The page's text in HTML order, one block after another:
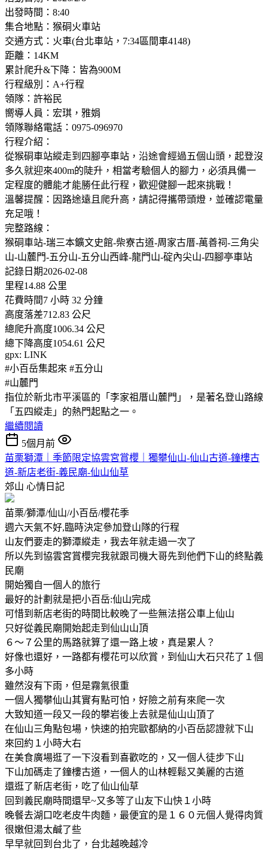
出發時間：8:40
集合地點：猴硐火車站
交通方式：火車(台北車站，7:34區間車4148)
距離：14KM
累計爬升&下降：皆為900M
行程級別：A+行程
領隊：許裕民
嚮導人員：宏琪，雅娟
領隊聯絡電話：0975-096970
行程介紹：
從猴硐車站縱走到四腳亭車站，沿途會經過五個山頭，起登沒
多久就迎來400m的陡升，相當考驗個人的腳力，必須具備一
定程度的體能才能勝任此行程，歡迎健腳一起來挑戰！
溫馨提醒：因路途遠且爬升高，請記得攜帶頭燈，並確認電量
充足哦！
完整路線：
猴硐車站-瑞三本鑛文史館-柴寮古道-周家古厝-萬善祠-三角尖
山-山麓門-五分山-五分山西峰-龍門山-碇內尖山-四腳亭車站
記錄日期2026-02-08
里程14.88 公里
花費時間7 小時 32 分鐘
高度落差712.83 公尺
總爬升高度1006.34 公尺
總下降高度1054.61 公尺
gpx: LINK
#小百岳集起來 #五分山
#山麓門
指位於新北市平溪區的「李家祖厝山麓門」，是著名登山路線
「五四縱走」的熱門起點之一。
繼續閱讀
5個月前
苗栗獅潭｜季節限定協雲宮賞櫻｜獨攀仙山-仙山古道-鐘樓古
道-新店老街-義民廟-仙山仙草
郊山 心情日記
苗栗/獅潭/仙山/小百岳/櫻花季
週六天氣不好,臨時決定參加登山隊的行程
山友們要走的獅潭縱走，我去年就走過一次了
所以先到協雲宮賞櫻完我就跟司機大哥先到他們下山的終點義
民廟
開始獨自一個人的旅行
最好的計劃就是把小百岳:仙山完成
可惜到新店老街的時間比較晚了一些無法搭公車上仙山
只好從義民廟開始起走到仙山山頂
６～７公里的馬路就算了還一路上坡，真是累人？
好像也還好，一路都有櫻花可以欣賞，到仙山大石只花了１個
多小時
雖然沒有下雨，但是霧氣很重
一個人獨攀仙山其實有點可怕，好險之前有來爬一次
大致知道一段又一段的攀岩後上去就是仙山山頂了
在仙山三角點包場，快速的拍完歐都納的小百岳認證就下山
來回約１小時大右
在美食廣場逛了一下沒看到喜歡吃的，又一個人徒步下山
下山加碼走了鐘樓古道，一個人的山林輕鬆又美麗的古道
還逛了新店老街，吃了仙山仙草
回到義民廟時間還早~又多等了山友下山快１小時
晚餐去湖口吃老皮牛肉麵，最便宜的是１６０元個人覺得肉質
很嫩但湯太鹹了些
早早就回到台北了，台北越晚越冷